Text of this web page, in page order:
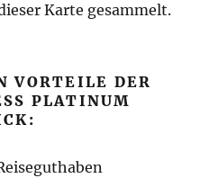
Karte gesammelt.
VORTEILE DER
PLATINUM